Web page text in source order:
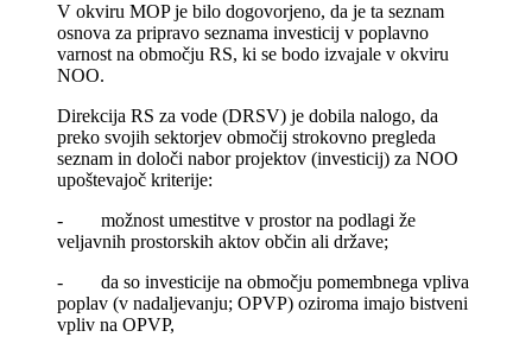
V okviru MOP je bilo dogovorjeno, da je ta seznam
osnova za pripravo seznama investicij v poplavno
varnost na območju RS, ki se bodo izvajale v okviru
NOO.
Direkcija RS za vode (DRSV) je dobila nalogo, da
preko svojih sektorjev območij strokovno pregleda
seznam in določi nabor projektov (investicij) za NOO
upoštevajoč kriterije:
- možnost umestitve v prostor na podlagi že
veljavnih prostorskih aktov občin ali države;
- da so investicije na območju pomembnega vpliva
poplav (v nadaljevanju; OPVP) oziroma imajo bistveni
vpliv na OPVP,